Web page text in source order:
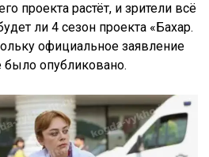
проекта растёт, и зрители всё
ли 4 сезон проекта «Бахар.
официальное заявление
было опубликовано.